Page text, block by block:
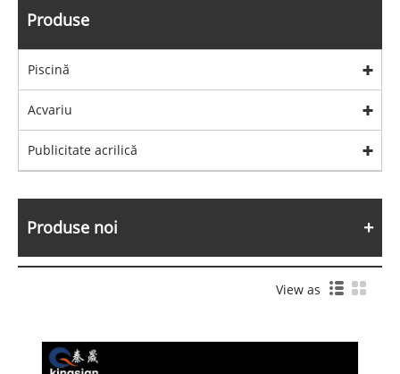
Produse
Piscină
Acvariu
Publicitate acrilică
Produse noi
View as